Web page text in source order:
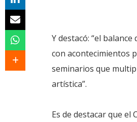
Y destacó: “el
con acontecimientos
seminarios que
artística”.
Es de destacar que